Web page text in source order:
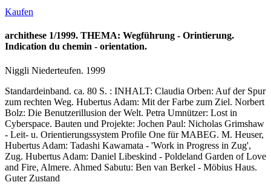
Kaufen
archithese 1/1999. THEMA: Wegführung - Orintierung.
Indication du chemin - orientation.
Niggli Niederteufen. 1999
Standardeinband. ca. 80 S. : INHALT: Claudia Orben: Auf der Spur
zum rechten Weg. Hubertus Adam: Mit der Farbe zum Ziel. Norbert
Bolz: Die Benutzerillusion der Welt. Petra Umnützer: Lost in
Cyberspace. Bauten und Projekte: Jochen Paul: Nicholas Grimshaw
- Leit- u. Orientierungssystem Profile One für MABEG. M. Heuser,
Hubertus Adam: Tadashi Kawamata - 'Work in Progress in Zug',
Zug. Hubertus Adam: Daniel Libeskind - Poldeland Garden of Love
and Fire, Almere. Ahmed Sabutu: Ben van Berkel - Möbius Haus.
Guter Zustand